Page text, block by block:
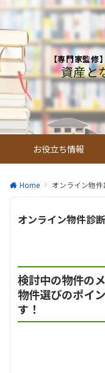
【専門家監
資産と
お役立ち情報
Home オンライン物件
オンライン物件診
検討中の物件の
物件選びのポイ
す！